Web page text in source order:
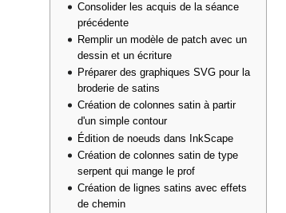
Consolider les acquis de la séance
précédente
Remplir un modèle de patch avec un
dessin et un écriture
Préparer des graphiques SVG pour la
broderie de satins
Création de colonnes satin à partir
d'un simple contour
Édition de noeuds dans InkScape
Création de colonnes satin de type
serpent qui mange le prof
Création de lignes satins avec effets
de chemin